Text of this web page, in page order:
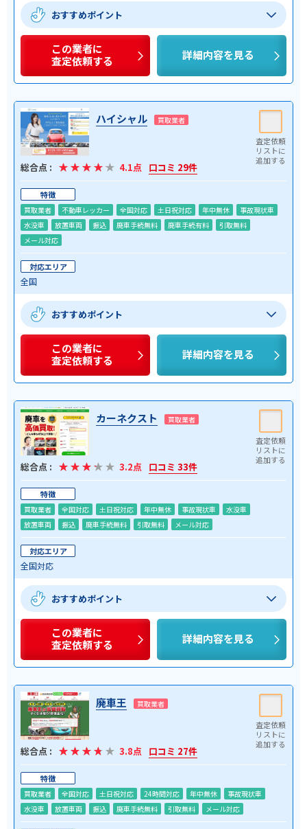
おすすめポイント
この業者に
査定依頼する
詳細内容を見る
ハイシャル 買取業者
総合点 : 4.1点 口コミ 29件
特徴
買取業者 不動車レッカー 全国対応 土日祝対応 年中無休
事故現状車
水没車
放置車両 振込 廃車手続無料 廃車手続有料
引取無料
メール対応
対応エリア
全国
おすすめポイント
この業者に
査定依頼する
詳細内容を見る
カーネクスト 買取業者
総合点 : 3.2点 口コミ 33件
特徴
買取業者 全国対応 土日祝対応 年中無休 事故現状車
水没車
放置車両
振込 廃車手続無料 引取無料 メール対応
対応エリア
全国対応
おすすめポイント
この業者に
査定依頼する
詳細内容を見る
廃車王 買取業者
総合点 : 3.8点 口コミ 27件
特徴
買取業者 全国対応 土日祝対応 24時間対応 年中無休
事故現状車
水没車
放置車両 振込 廃車手続無料 引取無料 メール対応